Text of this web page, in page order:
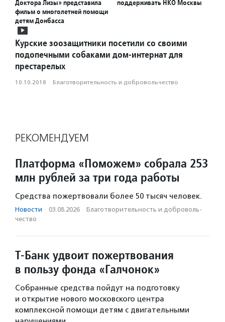
Доктора Лизы» представила
фильм о многолетней помощи
детям Донбасса
поддерживать НКО Москвы
Курские зоозащитники посетили со своими
подопечными собаками дом-интернат для
престарелых
10.10.2018 · Благотвори­тель­ность и доброволь­чест­во
РЕКОМЕНДУЕМ
Платформа «Поможем» собрала 253
млн рублей за три года работы
Средства пожертвовали более 50 тысяч человек.
Новости · 03.08.2026 · Благотвори­тель­ность и доброволь­
чест­во
Т-Банк удвоит пожертвования
в пользу фонда «Галчонок»
Собранные средства пойдут на подготовку
и открытие нового московского центра
комплексной помощи детям с двигательными